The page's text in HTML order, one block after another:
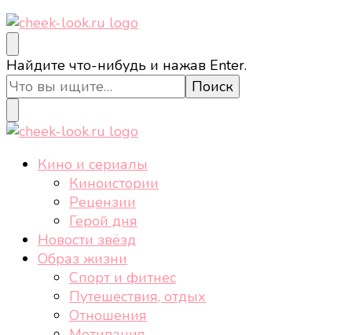
cheek-look.ru
Женский сайт о звездах и кино, а также трендах,
здоровом образе жизни, спорте, стиле, отдыхе и
еде.
Ищите
что-
то?
Найдите что-нибудь и нажав Enter.
cheek-look.ru
Женский сайт о звездах и кино, а также трендах,
здоровом образе жизни, спорте, стиле, отдыхе и
Кино и сериалы
Киноистории
Рецензии
Герой дня
Новости звёзд
Образ жизни
Спорт и фитнес
Путешествия, отдых
Отношения